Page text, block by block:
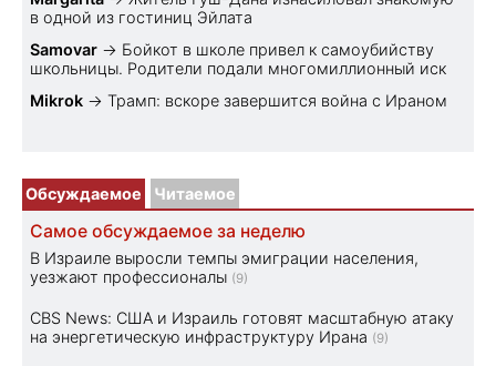
в одной из гостиниц Эйлата
Samovar → Бойкот в школе привел к самоубийству
школьницы. Родители подали многомиллионный иск
Mikrok → Трамп: вскоре завершится война с Ираном
Обсуждаемое Читаемое
Самое обсуждаемое за неделю
В Израиле выросли темпы эмиграции населения,
уезжают профессионалы (9)
CBS News: США и Израиль готовят масштабную атаку
на энергетическую инфраструктуру Ирана (9)